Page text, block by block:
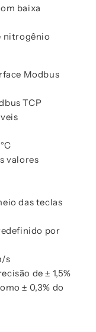
baixa
nitrogênio
Modbus
TCP
valores
das teclas
por
s
de ± 1,5%
± 0,3% do